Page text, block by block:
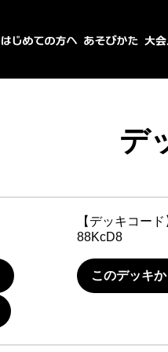
デ
【デッキコード
88KcD8
このデッキ